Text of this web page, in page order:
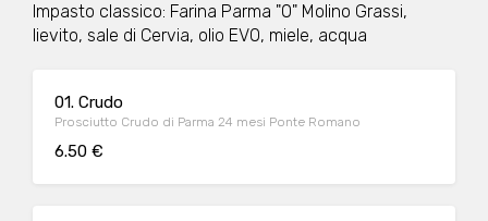
Impasto classico: Farina Parma "0" Molino Grassi,
lievito, sale di Cervia, olio EVO, miele, acqua
01. Crudo
Prosciutto Crudo di Parma 24 mesi Ponte Romano
6.50 €